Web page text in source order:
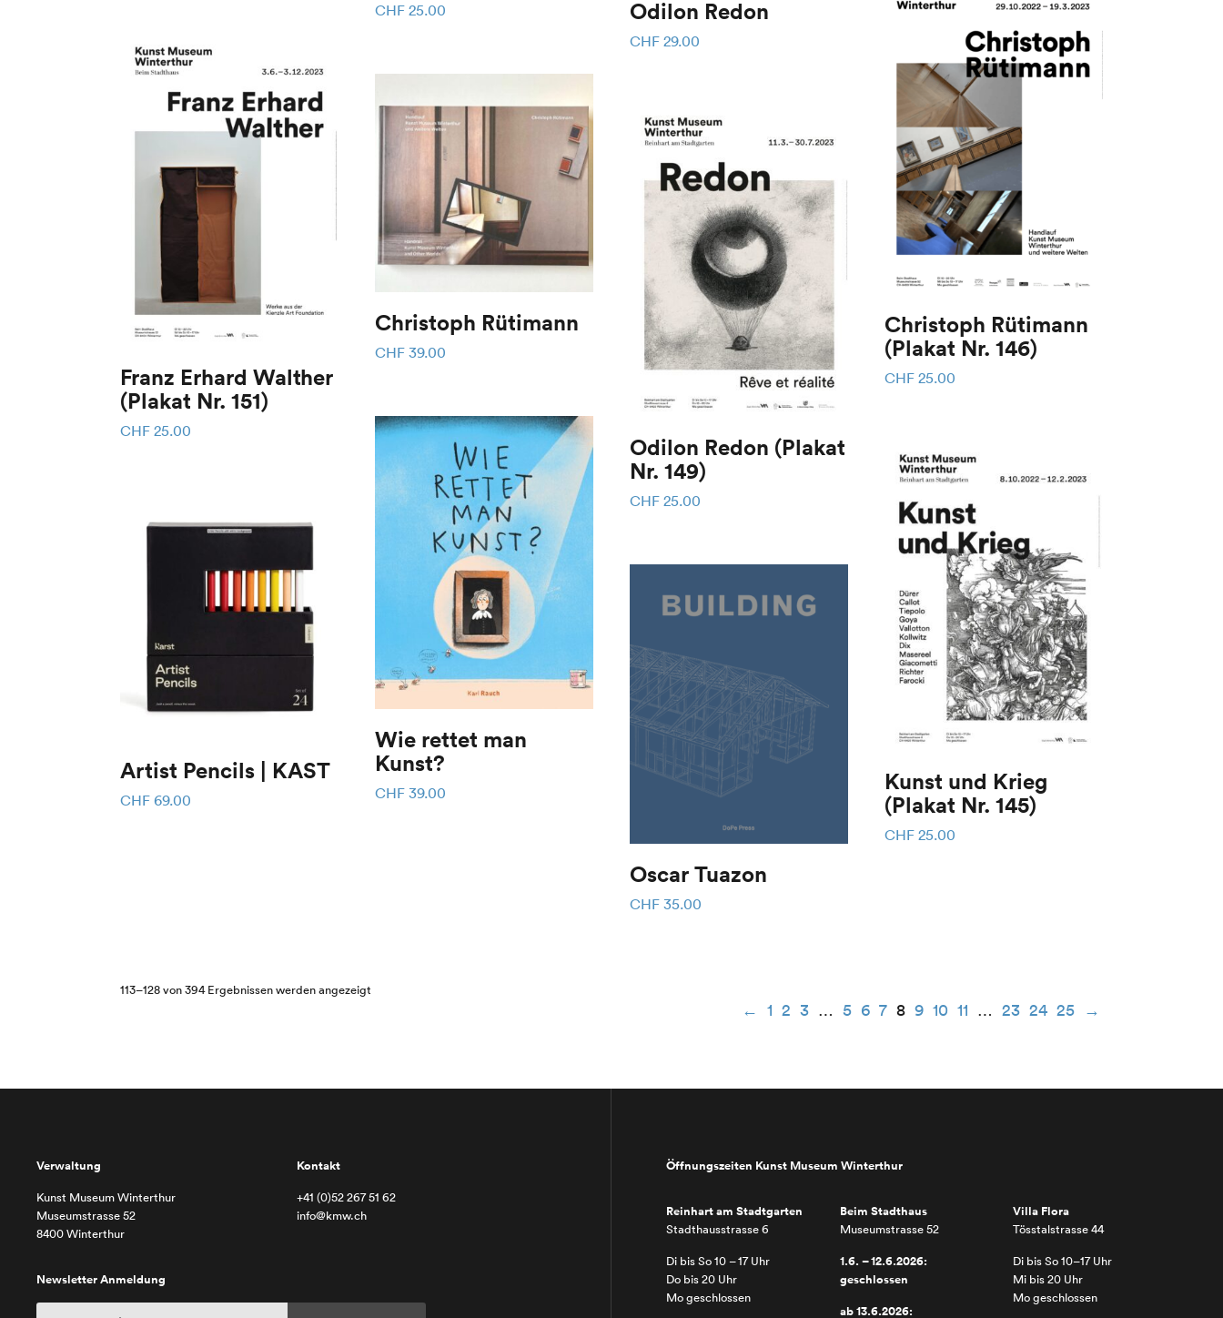
Franz Erhard Walther
(Plakat Nr. 151)
CHF 25.00
Artist Pencils | KAST
CHF 69.00
CHF 25.00
Christoph Rütimann
CHF 39.00
Wie rettet man
Kunst?
CHF 39.00
Odilon Redon
CHF 29.00
Odilon Redon (Plakat
Nr. 149)
CHF 25.00
Oscar Tuazon
CHF 35.00
Christoph Rütimann
(Plakat Nr. 146)
CHF 25.00
Kunst und Krieg
(Plakat Nr. 145)
CHF 25.00
113–128 von 394 Ergebnissen werden angezeigt
← 1 2 3 … 5 6 7 8 9 10 11 … 23 24 25 →
Verwaltung
Kunst Museum Winterthur
Museumstrasse 52
8400 Winterthur
Kontakt
+41 (0)52 267 51 62
info@kmw.ch
Newsletter Anmeldung
Öffnungszeiten Kunst Museum Winterthur
Reinhart am Stadtgarten
Stadthausstrasse 6
Di bis So 10 – 17 Uhr
Do bis 20 Uhr
Mo geschlossen
Beim Stadthaus
Museumstrasse 52
1.6. – 12.6.2026:
geschlossen
ab 13.6.2026:
Villa Flora
Tösstalstrasse 44
Di bis So 10–17 Uhr
Mi bis 20 Uhr
Mo geschlossen